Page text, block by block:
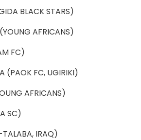
BLACK STARS)
AFRICANS)
FC)
(PAOK FC, UGIRIKI)
AFRICANS)
SC)
IRAQ)